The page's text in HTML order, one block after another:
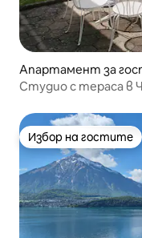
Апартамент за
Студио с тераса в
Избор на гостите
Избор на гостите